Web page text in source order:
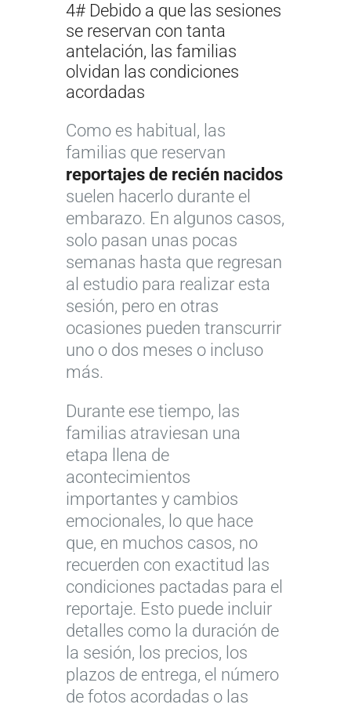
4# Debido a que las sesiones
se reservan con tanta
antelación, las familias
olvidan las condiciones
acordadas
Como es habitual, las
familias que reservan
reportajes de recién nacidos
suelen hacerlo durante el
embarazo. En algunos casos,
solo pasan unas pocas
semanas hasta que regresan
al estudio para realizar esta
sesión, pero en otras
ocasiones pueden transcurrir
uno o dos meses o incluso
más.
Durante ese tiempo, las
familias atraviesan una
etapa llena de
acontecimientos
importantes y cambios
emocionales, lo que hace
que, en muchos casos, no
recuerden con exactitud las
condiciones pactadas para el
reportaje. Esto puede incluir
detalles como la duración de
la sesión, los precios, los
plazos de entrega, el número
de fotos acordadas o las